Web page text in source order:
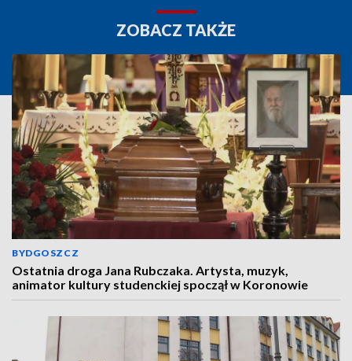
ZOBACZ TAKŻE
BYDGOSZCZ
Ostatnia droga Jana Rubczaka. Artysta, muzyk,
animator kultury studenckiej spoczął w Koronowie